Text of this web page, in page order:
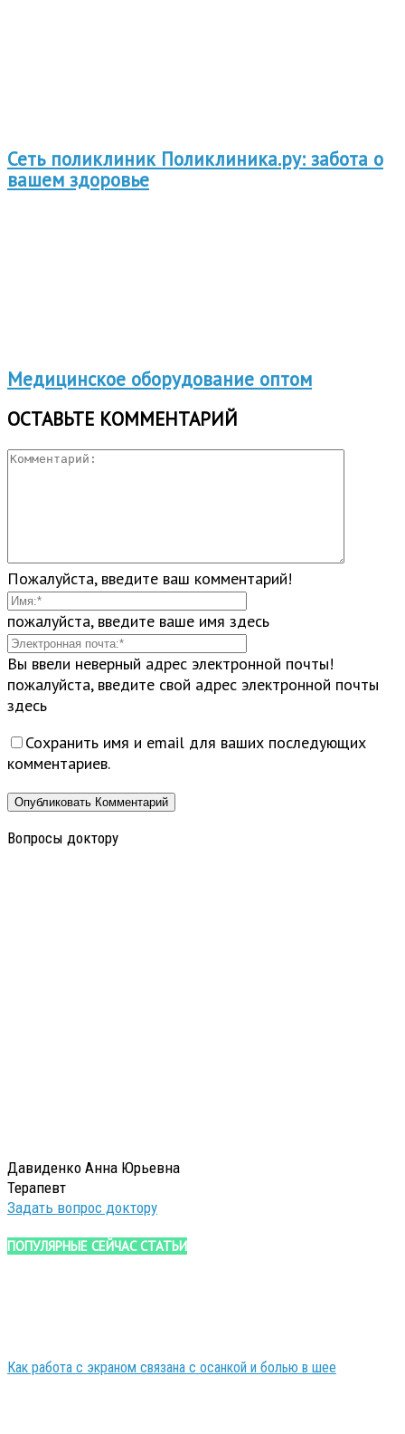
Сеть поликлиник Поликлиника.ру: забота о
вашем здоровье
Медицинское оборудование оптом
ОСТАВЬТЕ КОММЕНТАРИЙ
Пожалуйста, введите ваш комментарий!
пожалуйста, введите ваше имя здесь
Вы ввели неверный адрес электронной почты!
пожалуйста, введите свой адрес электронной почты
здесь
Сохранить имя и email для ваших последующих
комментариев.
Вопросы доктору
Давиденко Анна Юрьевна
Терапевт
Задать вопрос доктору
ПОПУЛЯРНЫЕ СЕЙЧАС СТАТЬИ
Как работа с экраном связана с осанкой и болью в шее